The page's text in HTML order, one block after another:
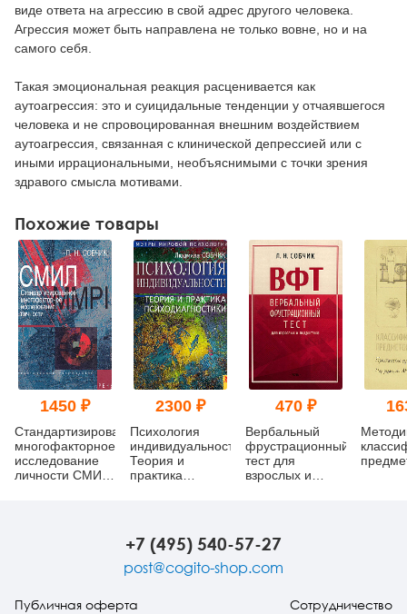
виде ответа на агрессию в свой адрес другого человека.
Агрессия может быть направлена не только вовне, но и на
самого себя.
Такая эмоциональная реакция расценивается как
аутоагрессия: это и суицидальные тенденции у отчаявшегося
человека и не спровоцированная внешним воздействием
аутоагрессия, связанная с клинической депрессией или с
иными иррациональными, необъяснимыми с точки зрения
здравого смысла мотивами.
Похожие товары
1450 ₽
Стандартизированное
многофакторное
исследование
личности СМИЛ
2300 ₽
Психология
индивидуальности.
Теория и
практика
470 ₽
Вербальный
фрустрационный
тест для
взрослых и
+7 (495) 540-57-27
post@cogito-shop.com
Публичная оферта Сотрудничество